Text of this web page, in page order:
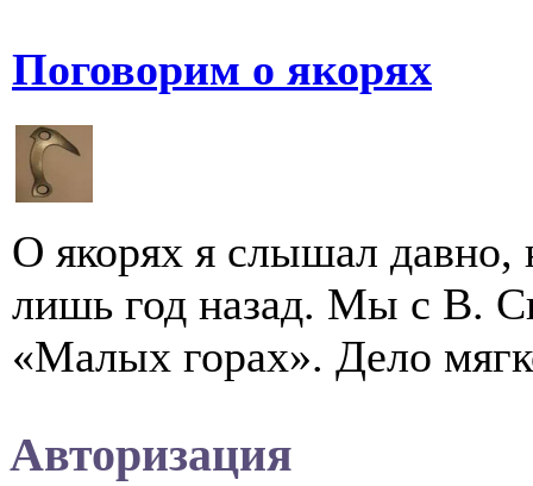
Поговорим о якорях
О якорях я слышал давно,
лишь год назад. Мы с В.
«Малых горах». Дело
Авторизация